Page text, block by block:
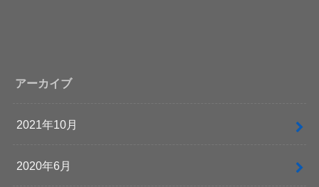
アーカイブ
2021年10月
2020年6月